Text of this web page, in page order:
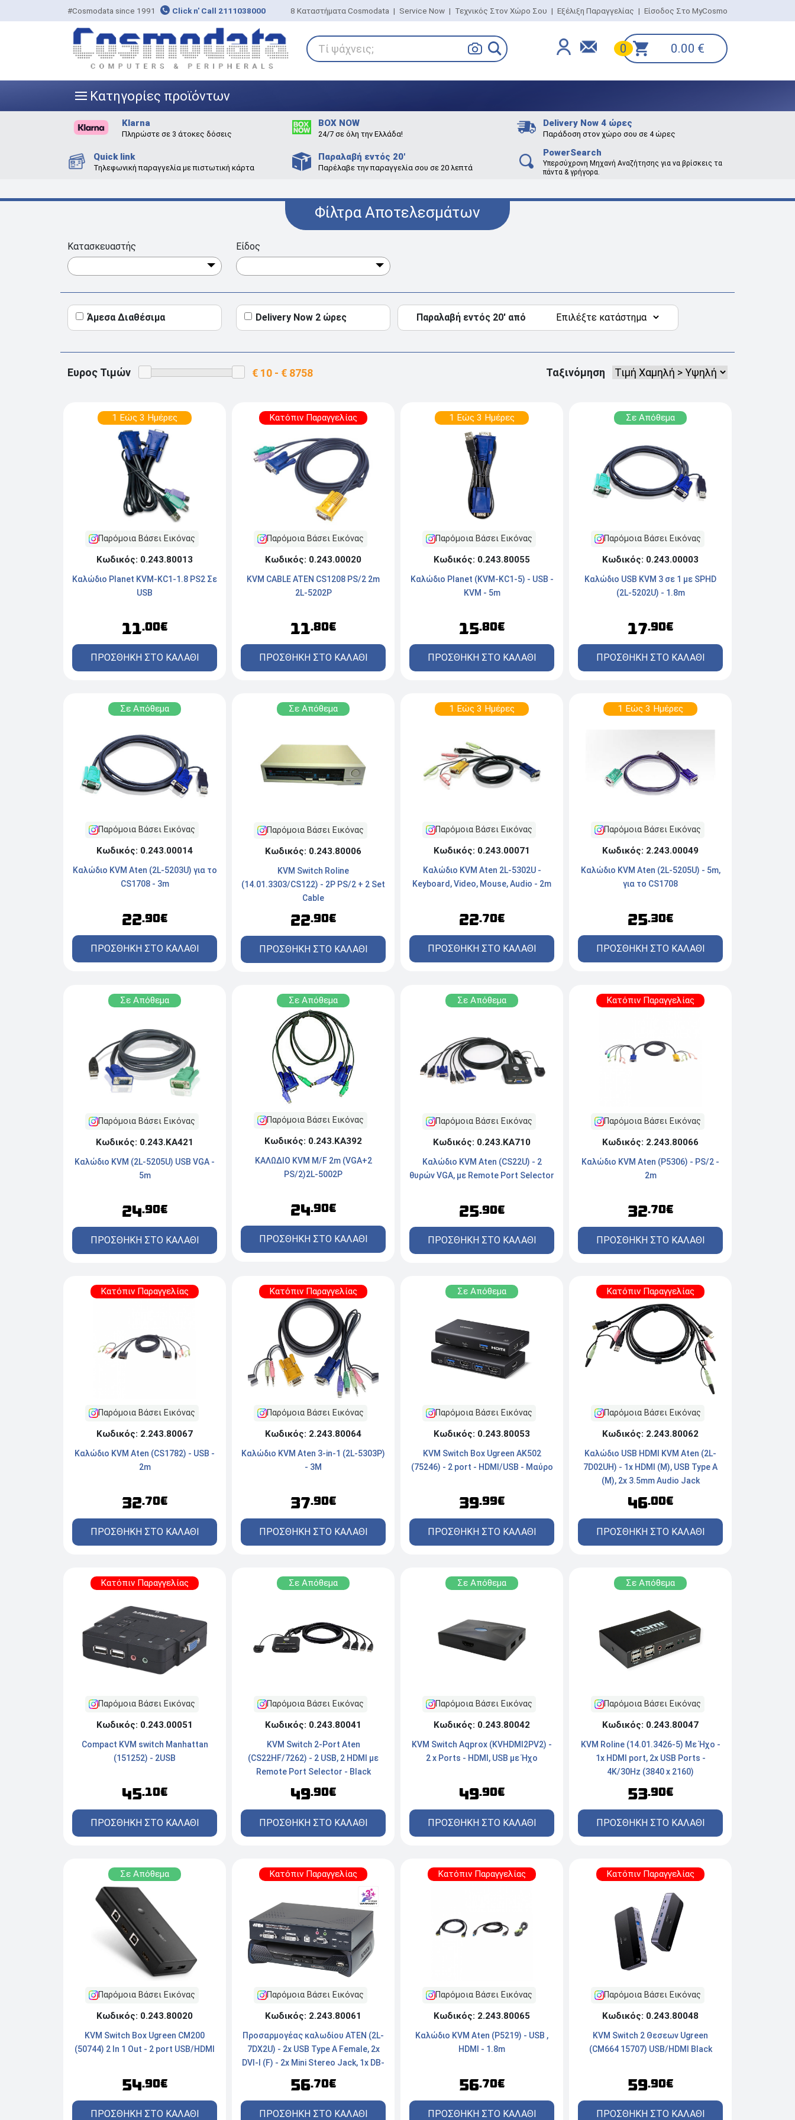
#Cosmodata since 1991 Click n' Call 2111038000 8 Καταστήματα Cosmodata | Service Now | Τεχνικός Στον Χώρο Σου | Εξέλιξη Παραγγελίας | Είσοδος Στο MyCosmo
Τί ψάχνεις; 0 0.00 €
||| Κατηγορίες προϊόντων
Klarna
Πληρώστε σε 3 άτοκες δόσεις
BOX NOW
24/7 σε όλη την Ελλάδα!
Delivery Now 4 ώρες
Παράδοση στον χώρο σου σε 4 ώρες
Quick link
Τηλεφωνική παραγγελία με πιστωτική κάρτα
Παραλαβή εντός 20'
Παρέλαβε την παραγγελία σου σε 20 λεπτά
PowerSearch
Υπερσύχρονη Μηχανή Αναζήτησης για να βρίσκεις τα
πάντα & γρήγορα.
Φίλτρα Αποτελεσμάτων
Κατασκευαστής Είδος
Άμεσα Διαθέσιμα Delivery Now 2 ώρες Παραλαβή εντός 20' από
Ευρος Τιμών Ταξινόμηση
1 Εώς 3 Ημέρες
Παρόμοια Βάσει Εικόνας
Κωδικός: 0.243.80013
Kαλώδιο Planet KVM-KC1-1.8 PS2 Σε
USB
11.00€
ΠΡΟΣΘΗΚΗ ΣΤΟ ΚΑΛΑΘΙ
Κατόπιν Παραγγελίας
Παρόμοια Βάσει Εικόνας
Κωδικός: 0.243.00020
KVM CABLE ATEN CS1208 PS/2 2m
2L-5202P
11.80€
ΠΡΟΣΘΗΚΗ ΣΤΟ ΚΑΛΑΘΙ
1 Εώς 3 Ημέρες
Παρόμοια Βάσει Εικόνας
Κωδικός: 0.243.80055
Καλώδιο Planet (KVM-KC1-5) - USB -
KVM - 5m
15.80€
ΠΡΟΣΘΗΚΗ ΣΤΟ ΚΑΛΑΘΙ
Σε Απόθεμα
Παρόμοια Βάσει Εικόνας
Κωδικός: 0.243.00003
Καλώδιο USB KVM 3 σε 1 με SPHD
(2L-5202U) - 1.8m
17.90€
ΠΡΟΣΘΗΚΗ ΣΤΟ ΚΑΛΑΘΙ
Σε Απόθεμα
Παρόμοια Βάσει Εικόνας
Κωδικός: 0.243.00014
Καλώδιο KVM Aten (2L-5203U) για τo
CS1708 - 3m
22.90€
ΠΡΟΣΘΗΚΗ ΣΤΟ ΚΑΛΑΘΙ
Σε Απόθεμα
Παρόμοια Βάσει Εικόνας
Κωδικός: 0.243.80006
KVM Switch Roline
(14.01.3303/CS122) - 2P PS/2 + 2 Set
Cable
22.90€
ΠΡΟΣΘΗΚΗ ΣΤΟ ΚΑΛΑΘΙ
1 Εώς 3 Ημέρες
Παρόμοια Βάσει Εικόνας
Κωδικός: 0.243.00071
Καλώδιο KVM Aten 2L-5302U -
Keyboard, Video, Mouse, Audio - 2m
22.70€
ΠΡΟΣΘΗΚΗ ΣΤΟ ΚΑΛΑΘΙ
1 Εώς 3 Ημέρες
Παρόμοια Βάσει Εικόνας
Κωδικός: 2.243.00049
Καλώδιο KVM Aten (2L-5205U) - 5m,
για τo CS1708
25.30€
ΠΡΟΣΘΗΚΗ ΣΤΟ ΚΑΛΑΘΙ
Σε Απόθεμα
Παρόμοια Βάσει Εικόνας
Κωδικός: 0.243.ΚΑ421
Καλώδιο KVM (2L-5205U) USB VGA -
5m
24.90€
ΠΡΟΣΘΗΚΗ ΣΤΟ ΚΑΛΑΘΙ
Σε Απόθεμα
Παρόμοια Βάσει Εικόνας
Κωδικός: 0.243.ΚΑ392
ΚΑΛΩΔΙΟ KVM M/F 2m (VGA+2
PS/2)2L-5002Ρ
24.90€
ΠΡΟΣΘΗΚΗ ΣΤΟ ΚΑΛΑΘΙ
Σε Απόθεμα
Παρόμοια Βάσει Εικόνας
Κωδικός: 0.243.ΚΑ710
Καλώδιο KVM Aten (CS22U) - 2
θυρών VGA, με Remote Port Selector
25.90€
ΠΡΟΣΘΗΚΗ ΣΤΟ ΚΑΛΑΘΙ
Κατόπιν Παραγγελίας
Παρόμοια Βάσει Εικόνας
Κωδικός: 2.243.80066
Καλώδιο KVM Aten (P5306) - PS/2 -
2m
32.70€
ΠΡΟΣΘΗΚΗ ΣΤΟ ΚΑΛΑΘΙ
Κατόπιν Παραγγελίας
Παρόμοια Βάσει Εικόνας
Κωδικός: 2.243.80067
Καλώδιο KVM Aten (CS1782) - USB -
2m
32.70€
ΠΡΟΣΘΗΚΗ ΣΤΟ ΚΑΛΑΘΙ
Κατόπιν Παραγγελίας
Παρόμοια Βάσει Εικόνας
Κωδικός: 2.243.80064
Καλώδιο KVM Aten 3-in-1 (2L-5303P)
- 3M
37.90€
ΠΡΟΣΘΗΚΗ ΣΤΟ ΚΑΛΑΘΙ
Σε Απόθεμα
Παρόμοια Βάσει Εικόνας
Κωδικός: 0.243.80053
KVM Switch Box Ugreen AK502
(75246) - 2 port - HDMI/USB - Μαύρο
39.99€
ΠΡΟΣΘΗΚΗ ΣΤΟ ΚΑΛΑΘΙ
Κατόπιν Παραγγελίας
Παρόμοια Βάσει Εικόνας
Κωδικός: 2.243.80062
Καλώδιο USB HDMI KVM Aten (2L-
7D02UH) - 1x HDMI (M), USB Type A
(M), 2x 3.5mm Audio Jack
46.00€
ΠΡΟΣΘΗΚΗ ΣΤΟ ΚΑΛΑΘΙ
Κατόπιν Παραγγελίας
Παρόμοια Βάσει Εικόνας
Κωδικός: 0.243.00051
Compact KVM switch Manhattan
(151252) - 2USB
45.10€
ΠΡΟΣΘΗΚΗ ΣΤΟ ΚΑΛΑΘΙ
Σε Απόθεμα
Παρόμοια Βάσει Εικόνας
Κωδικός: 0.243.80041
KVM Switch 2-Port Aten
(CS22HF/7262) - 2 USB, 2 HDMI με
Remote Port Selector - Black
49.90€
ΠΡΟΣΘΗΚΗ ΣΤΟ ΚΑΛΑΘΙ
Σε Απόθεμα
Παρόμοια Βάσει Εικόνας
Κωδικός: 0.243.80042
KVM Switch Aqprox (KVHDMI2PV2) -
2 x Ports - HDMI, USB με Ήχο
49.90€
ΠΡΟΣΘΗΚΗ ΣΤΟ ΚΑΛΑΘΙ
Σε Απόθεμα
Παρόμοια Βάσει Εικόνας
Κωδικός: 0.243.80047
KVM Roline (14.01.3426-5) Με Ήχο -
1x HDMI port, 2x USB Ports -
4K/30Hz (3840 x 2160)
53.90€
ΠΡΟΣΘΗΚΗ ΣΤΟ ΚΑΛΑΘΙ
Σε Απόθεμα
Παρόμοια Βάσει Εικόνας
Κωδικός: 0.243.80020
KVM Switch Box Ugreen CM200
(50744) 2 In 1 Out - 2 port USB/HDMI
54.90€
ΠΡΟΣΘΗΚΗ ΣΤΟ ΚΑΛΑΘΙ
Κατόπιν Παραγγελίας
Παρόμοια Βάσει Εικόνας
Κωδικός: 2.243.80061
Προσαρμογέας καλωδίου ATEN (2L-
7DX2U) - 2x USB Type A Female, 2x
DVI-I (F) - 2x Mini Stereo Jack, 1x DB-
56.70€
ΠΡΟΣΘΗΚΗ ΣΤΟ ΚΑΛΑΘΙ
Κατόπιν Παραγγελίας
Παρόμοια Βάσει Εικόνας
Κωδικός: 2.243.80065
Καλώδιο KVM Aten (P5219) - USB ,
HDMI - 1.8m
56.70€
ΠΡΟΣΘΗΚΗ ΣΤΟ ΚΑΛΑΘΙ
Κατόπιν Παραγγελίας
Παρόμοια Βάσει Εικόνας
Κωδικός: 0.243.80048
KVM Switch 2 Θεσεων Ugreen
(CM664 15707) USB/HDMI Black
59.90€
ΠΡΟΣΘΗΚΗ ΣΤΟ ΚΑΛΑΘΙ